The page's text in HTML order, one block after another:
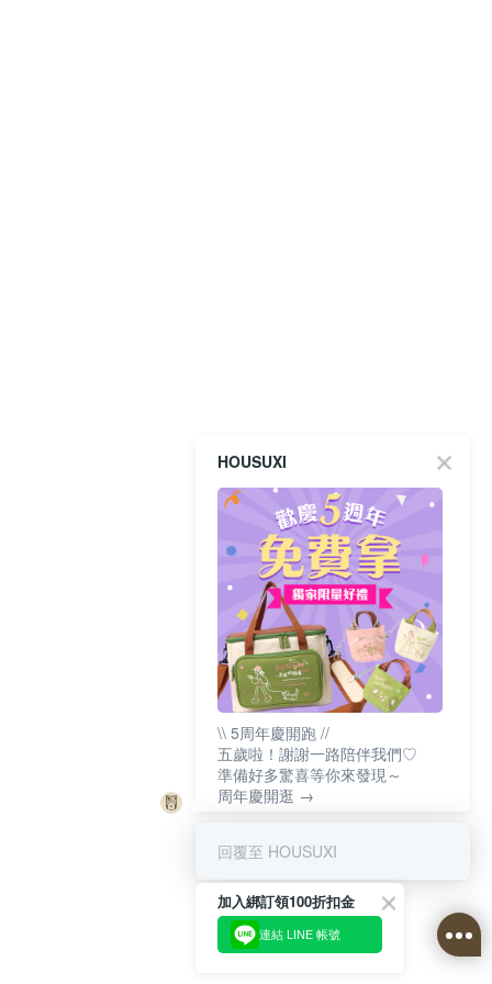
HOUSUXI
\\ 5周年慶開跑 //
五歲啦！謝謝一路陪伴我們♡
準備好多驚喜等你來發現～
周年慶開逛 →
回覆至 HOUSUXI
加入綁訂領100折扣金
連結 LINE 帳號